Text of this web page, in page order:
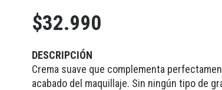
$32.990
DESCRIPCIÓN
Crema suave que complementa
acabado del maquillaje. Sin ningún tipo de